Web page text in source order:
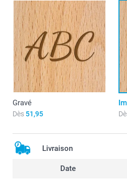
Gravé
Dès 51,95
Livraison
Date